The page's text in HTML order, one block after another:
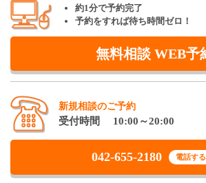
約1分で予約完了
予約をすれば待ち時間ゼロ！
無料相談 WEB予
新規相談のご予約
受付時間 10:00～20:00
042-655-2180 電話する